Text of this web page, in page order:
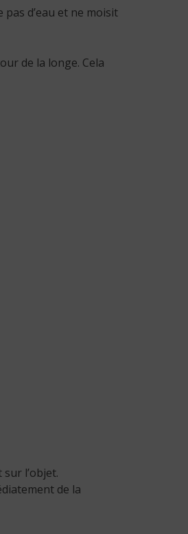
d’eau et ne moisit
de la longe. Cela
sur l’objet.
de la